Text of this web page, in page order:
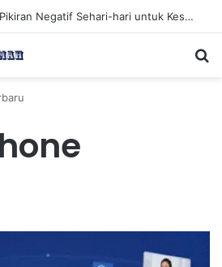
Mengatasi Dampak Pikiran Negatif Sehari-hari untuk Kesehatan Mental yang Lebih Baik